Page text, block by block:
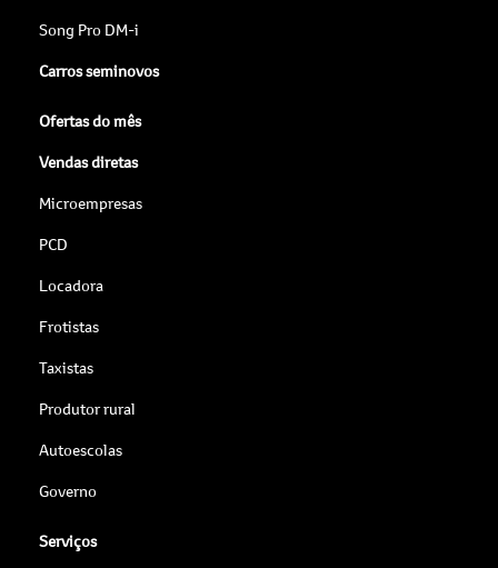
Song Pro DM-i
Carros seminovos
Ofertas do mês
Vendas diretas
Microempresas
PCD
Locadora
Frotistas
Taxistas
Produtor rural
Autoescolas
Governo
Serviços